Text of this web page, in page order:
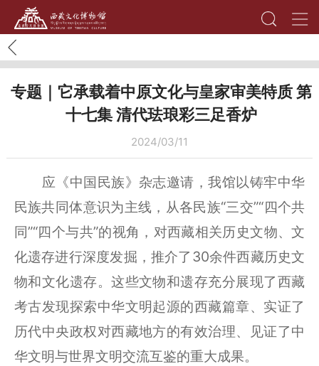
专题｜它承载着中原文化与皇家审美特质 第
十七集 清代珐琅彩三足香炉
2024/03/11
应《中国民族》杂志邀请，我馆以铸牢中华
民族共同体意识为主线，从各民族“三交”“四个共
同”“四个与共”的视角，对西藏相关历史文物、文
化遗存进行深度发掘，推介了30余件西藏历史文
物和文化遗存。这些文物和遗存充分展现了西藏
考古发现探索中华文明起源的西藏篇章、实证了
历代中央政权对西藏地方的有效治理、见证了中
华文明与世界文明交流互鉴的重大成果。